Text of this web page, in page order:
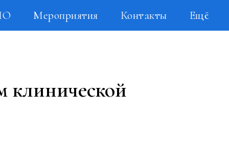
Мероприятия Контакты Ещё